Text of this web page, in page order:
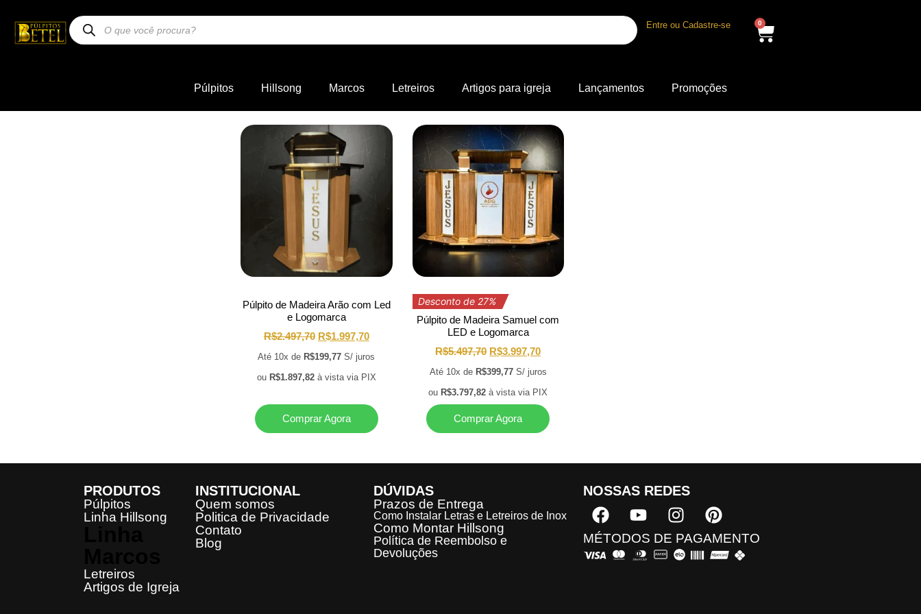
Entre ou Cadastre-se 0
Púlpitos Hillsong Marcos Letreiros Artigos para igreja Lançamentos Promoções
Púlpito de Madeira Arão com Led
e Logomarca
R$2.497,70 R$1.997,70
Até 10x de R$199,77 S/ juros
ou R$1.897,82 à vista via PIX
Comprar Agora
Desconto de 27%
Púlpito de Madeira Samuel com
LED e Logomarca
R$5.497,70 R$3.997,70
Até 10x de R$399,77 S/ juros
ou R$3.797,82 à vista via PIX
Comprar Agora
PRODUTOS
Púlpitos
Linha Hillsong
Letreiros
Artigos de Igreja
INSTITUCIONAL
Quem somos
Politica de Privacidade
Contato
Blog
DÚVIDAS
Prazos de Entrega
Como Instalar Letras e Letreiros de Inox
Como Montar Hillsong
Política de Reembolso e
Devoluções
NOSSAS REDES​
MÉTODOS DE PAGAMENTO​